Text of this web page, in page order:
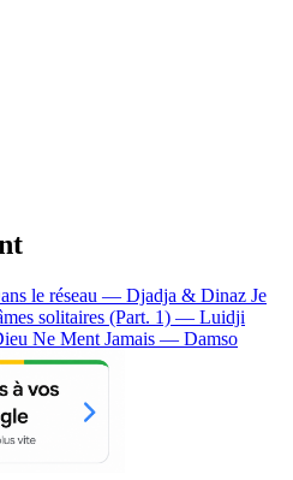
le réseau — Djadja & Dinaz Je
solitaires (Part. 1) — Luidji
Ne Ment Jamais — Damso